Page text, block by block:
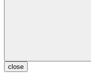
close